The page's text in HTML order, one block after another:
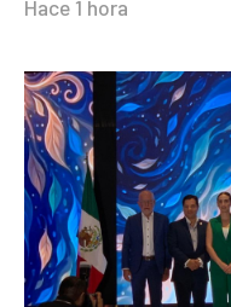
Hace 1 hora